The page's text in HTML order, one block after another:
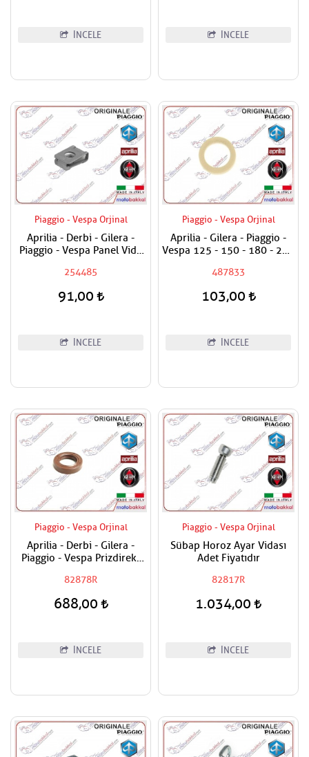
İNCELE İNCELE
Piaggio - Vespa Orjinal
Aprilia - Derbi - Gilera -
Piaggio - Vespa Panel Vida
254485
91,00
İNCELE
Piaggio - Vespa Orjinal
Aprilia - Gilera - Piaggio -
Vespa 125 - 150 - 180 - 200
Ağırlık Plastiği
487833
103,00
İNCELE
Piaggio - Vespa Orjinal
Aprilia - Derbi - Gilera -
Piaggio - Vespa Prizdirekt
82878R
688,00
İNCELE
Piaggio - Vespa Orjinal
Sübap Horoz Ayar Vidası
Adet Fiyatıdır
82817R
1.034,00
İNCELE